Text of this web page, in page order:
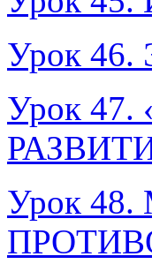
Урок
Урок
Урок